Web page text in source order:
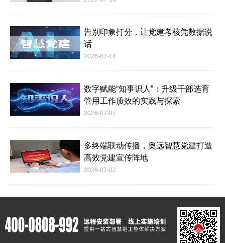
告别印象打分，让党建考核凭数据说
话
2026-07-14
数字赋能“知事识人”：升级干部选育
管用工作质效的实践与探索
2026-07-07
多终端联动传播，奥远智慧党建打造
高效党建宣传阵地
2026-07-02